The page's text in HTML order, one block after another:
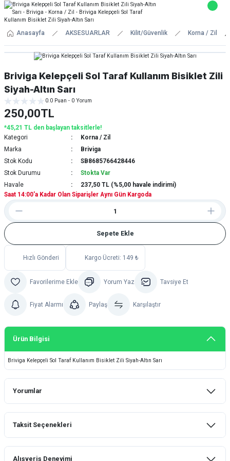
Anasayfa AKSESUARLAR Kilit/Güvenlik Korna / Zil
Briviga Kelepçeli Sol Taraf Kullanım Bisiklet Zili
Siyah-Altın Sarı
0.0 Puan - 0 Yorum
250,00TL
*45,21 TL den başlayan taksitlerle!
Kategori
Korna / Zil
Marka
Briviga
Stok Kodu
SB8685766428446
Stok Durumu
Stokta Var
Havale
237,50 TL (%5,00 havale indirimi)
Saat 14:00'a Kadar Olan Siparişler Aynı Gün Kargoda
Sepete Ekle
Hızlı Gönderi Kargo Ücreti: 149 ₺
Yorum Yaz Tavsiye Et
Fiyat Alarmı Paylaş Karşılaştır
Ürün Bilgisi
Briviga Kelepçeli Sol Taraf Kullanım Bisiklet Zili Siyah-Altın Sarı
Yorumlar
Taksit Seçenekleri
Alışveriş Deneyimi